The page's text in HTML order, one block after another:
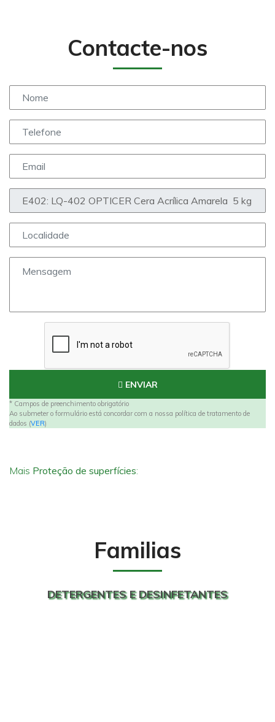
Contacte-nos
ENVIAR
* Campos de preenchimento obrigatório
Ao submeter o formulário está concordar com a nossa política de tratamento de
dados (VER)
Mais Proteção de superfícies:
Familias
DETERGENTES E DESINFETANTES